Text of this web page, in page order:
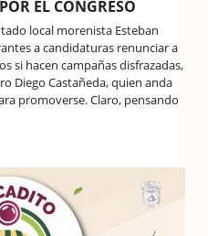
EL CONGRESO
local morenista Esteban
a candidaturas renunciar a
si hacen campañas disfrazadas,
Diego Castañeda, quien anda
promoverse. Claro, pensando